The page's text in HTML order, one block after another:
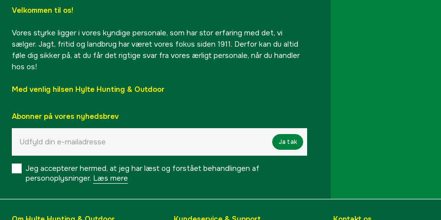
Velkommen til os!
Vores styrke ligger i vores kyndige personale, som har stor erfaring med det, vi
sælger. Jagt, fritid og landbrug har været vores fokus siden 1911. Derfor kan du altid
føle dig sikker på, at du får det rigtige svar fra vores ærligt personale, når du handler
hos os!
Med venlig hilsen Hylte Hunting & Outdoor
Abonner på vores nyhedsbrev
Ja tak
Jeg accepterer hermed, at jeg har læst og forstået behandlingen af ​​
personoplysninger. Læs mere